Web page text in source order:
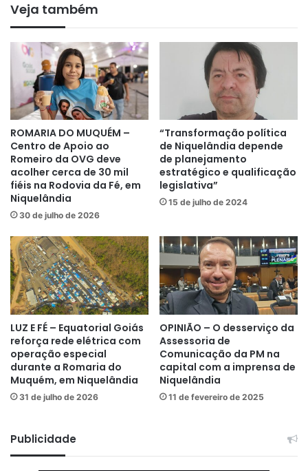
Veja também
ROMARIA DO MUQUÉM –
Centro de Apoio ao
Romeiro da OVG deve
acolher cerca de 30 mil
fiéis na Rodovia da Fé, em
Niquelândia
30 de julho de 2026
“Transformação política
de Niquelândia depende
de planejamento
estratégico e qualificação
legislativa”
15 de julho de 2024
LUZ E FÉ – Equatorial Goiás
reforça rede elétrica com
operação especial
durante a Romaria do
Muquém, em Niquelândia
31 de julho de 2026
OPINIÃO – O desserviço da
Assessoria de
Comunicação da PM na
capital com a imprensa de
Niquelândia
11 de fevereiro de 2025
Publicidade